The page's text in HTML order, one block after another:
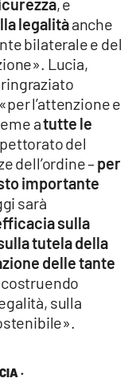
·
legalitàanche
bilaterale e del
Lucia,
l’attenzione e
atutte le
del
dell’ordine –per
importante
sarà
sulla
tutela della
delle tante
sulla